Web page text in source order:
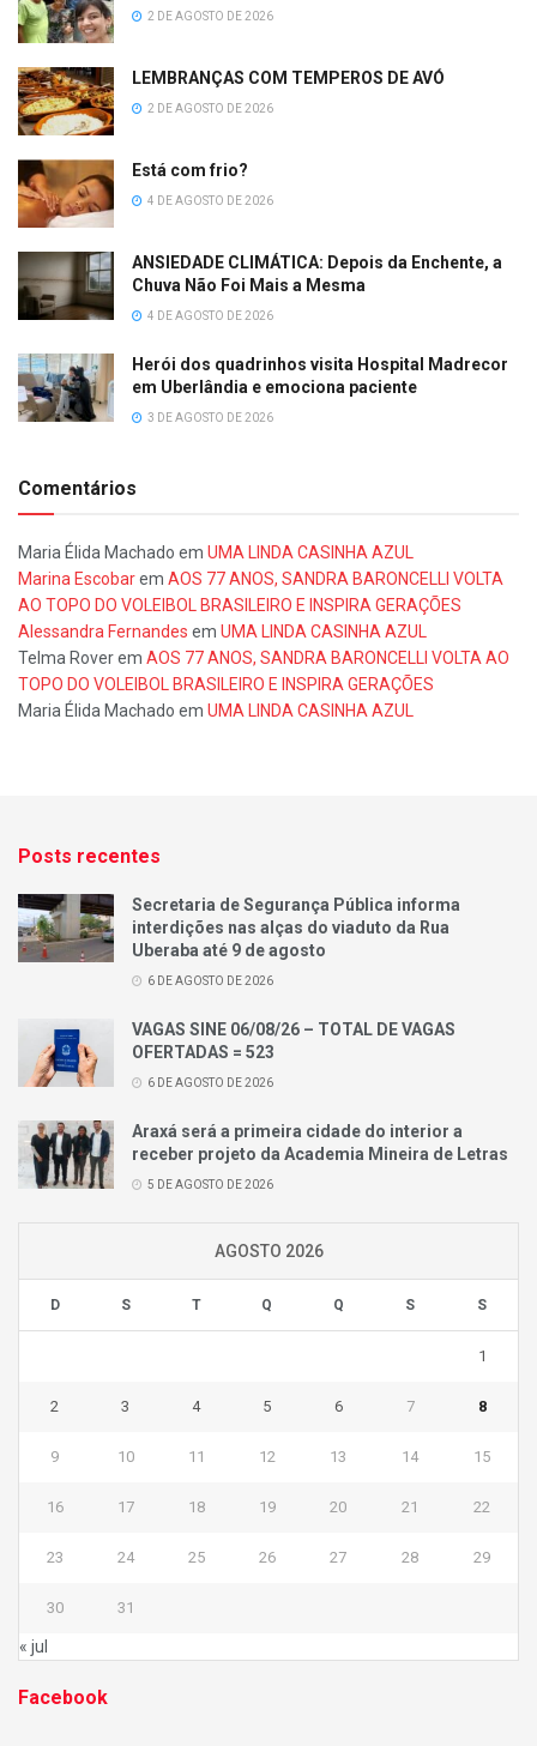
2 DE AGOSTO DE 2026
LEMBRANÇAS COM TEMPEROS DE AVÓ
2 DE AGOSTO DE 2026
Está com frio?
4 DE AGOSTO DE 2026
ANSIEDADE CLIMÁTICA: Depois da Enchente, a
Chuva Não Foi Mais a Mesma
4 DE AGOSTO DE 2026
Herói dos quadrinhos visita Hospital Madrecor
em Uberlândia e emociona paciente
3 DE AGOSTO DE 2026
Comentários
Maria Élida Machado em UMA LINDA CASINHA AZUL
Marina Escobarem AOS 77 ANOS, SANDRA BARONCELLI VOLTA
AO TOPO DO VOLEIBOL BRASILEIRO E INSPIRA GERAÇÕES
Alessandra Fernandes em UMA LINDA CASINHA AZUL
Telma Roverem AOS 77 ANOS, SANDRA BARONCELLI VOLTA AO
TOPO DO VOLEIBOL BRASILEIRO E INSPIRA GERAÇÕES
Maria Élida Machado em UMA LINDA CASINHA AZUL
Posts recentes
Secretaria de Segurança Pública informa
interdições nas alças do viaduto da Rua
Uberaba até 9 de agosto
6 DE AGOSTO DE 2026
VAGAS SINE 06/08/26 – TOTAL DE VAGAS
OFERTADAS = 523
6 DE AGOSTO DE 2026
Araxá será a primeira cidade do interior a
receber projeto da Academia Mineira de Letras
5 DE AGOSTO DE 2026
AGOSTO 2026
D S T Q Q S S
1
2 3 4 5 6 7 8
9 10 11 12 13 14 15
16 17 18 19 20 21 22
23 24 25 26 27 28 29
30 31
« jul
Facebook